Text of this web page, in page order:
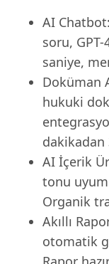
AI
soru,
saniye,
Doküman
hukuki
dakikadan
AI İçerik
tonu
Organik
Akıllı
otomatik